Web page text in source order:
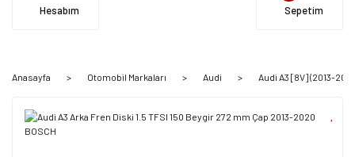
Hesabım Sepetim
Anasayfa Otomobil Markaları Audi Audi A3 [8V] (2013-